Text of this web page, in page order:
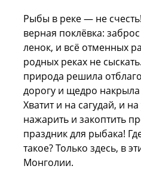
Рыбы в реке — не
верная поклёвка:
ленок, и всё отменных
родных реках не
природа решила
дорогу и щедро
Хватит и на сагудай, и
нажарить и закоптить
праздник для рыбака!
такое? Только здесь, в
Монголии.